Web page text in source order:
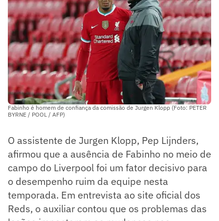
Fabinho é homem de confiança da comissão de Jurgen Klopp (Foto: PETER
BYRNE / POOL / AFP)
O assistente de Jurgen Klopp, Pep Lijnders,
afirmou que a ausência de Fabinho no meio de
campo do Liverpool foi um fator decisivo para
o desempenho ruim da equipe nesta
temporada. Em entrevista ao site oficial dos
Reds, o auxiliar contou que os problemas das